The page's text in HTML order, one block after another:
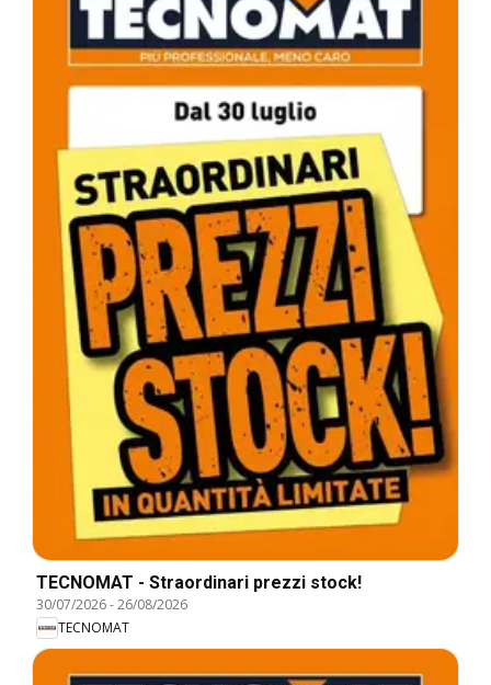
TECNOMAT - Straordinari prezzi stock!
30/07/2026-26/08/2026
TECNOMAT